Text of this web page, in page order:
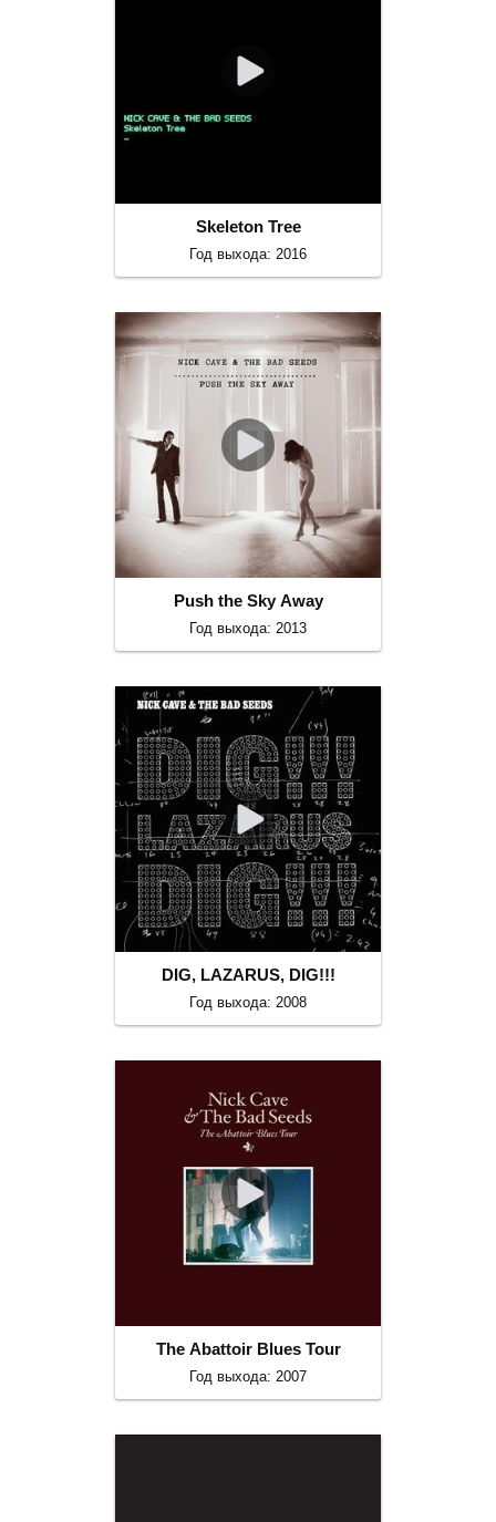
Skeleton Tree
Год выхода: 2016
Push the Sky Away
Год выхода: 2013
DIG, LAZARUS, DIG!!!
Год выхода: 2008
The Abattoir Blues Tour
Год выхода: 2007